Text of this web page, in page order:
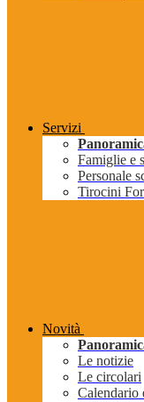
Servizi
Famiglie e
Personale
Tirocini
Novità
Le notizie
Le circolari
Calendario